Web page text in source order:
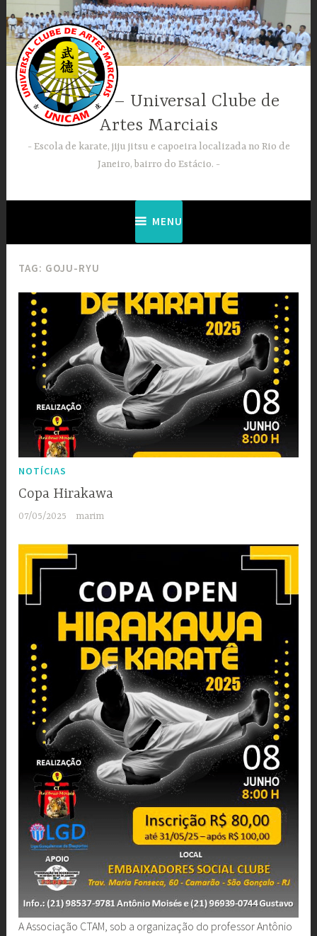
para
conteúdo
UNICAM – Universal Clube de
Artes Marciais
Escola de karate, jiju jitsu e capoeira localizada no Rio de
Janeiro, bairro do Estácio.
MENU
TAG: GOJU-RYU
NOTÍCIAS
Copa Hirakawa
07/05/2025 marim
A Associação CTAM, sob a organização do professor Antônio